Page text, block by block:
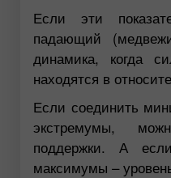
Если эти
падающий
динамика, когда
находятся в
Если соединить
экстремумы,
поддержки. А
максимумы –